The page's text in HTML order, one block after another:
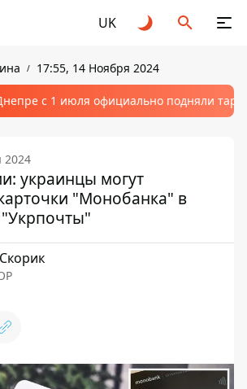
UK
17:55, 14 Ноября 2024
с 1 июля официально подняли
2024
украинцы могут
"Монобанка" в